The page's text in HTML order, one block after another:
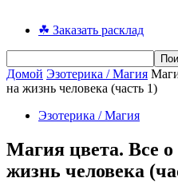
☘ Заказать расклад
Домой Эзотерика / Магия
на жизнь человека (часть 1)
Эзотерика / Магия
Магия цвета. Все
жизнь человека